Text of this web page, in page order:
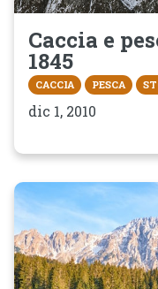
Caccia e
1845
CACCIA PESCA
dic 1, 2010